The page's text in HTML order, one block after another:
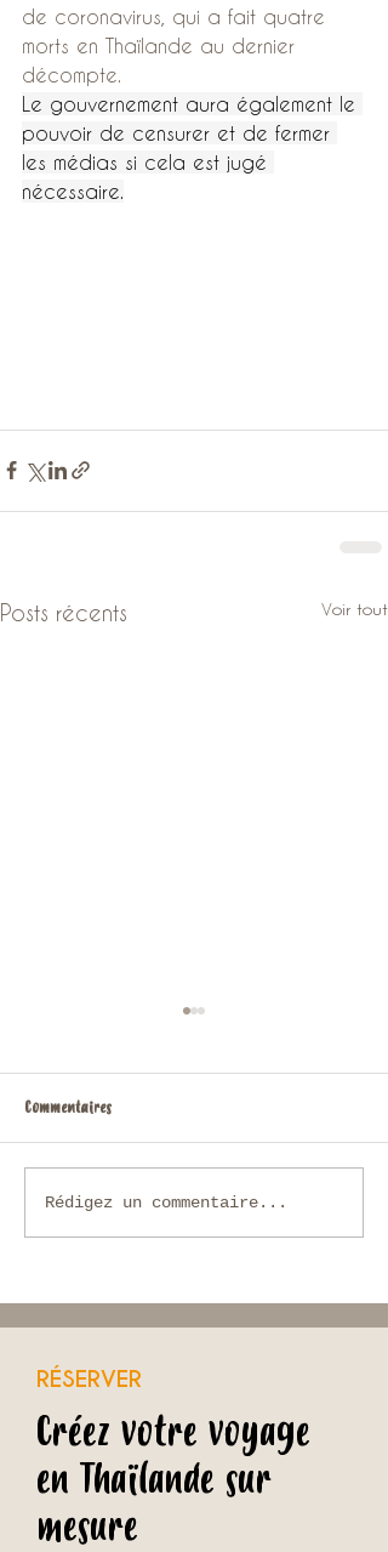
de coronavirus, qui a fait quatre
morts en Thaïlande au dernier
décompte.
Le gouvernement aura également le
pouvoir de censurer et de fermer
les médias si cela est jugé
nécessaire.
Posts récents Voir tout
Voyage sur mesure en Thaïlande :
comment organiser un séjour
Commentaires
Rédigez un commentaire...
RÉSERVER
Créez votre voyage
en Thaïlande sur
mesure